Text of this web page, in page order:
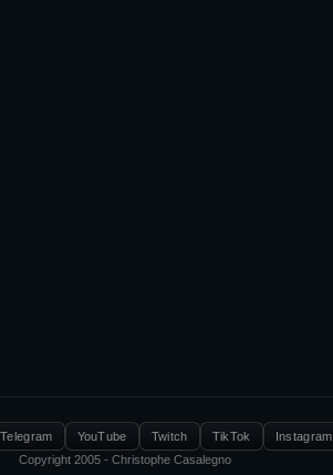
Telegram YouTube Twitch TikTok Instagram
Copyright 2005 - Christophe Casalegno